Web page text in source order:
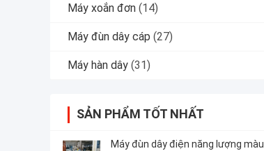
Máy xoắn đơn (14)
Máy đùn dây cáp (27)
Máy hàn dây (31)
SẢN PHẨM TỐT NHẤT
Máy đùn dây điện năng lượng màu